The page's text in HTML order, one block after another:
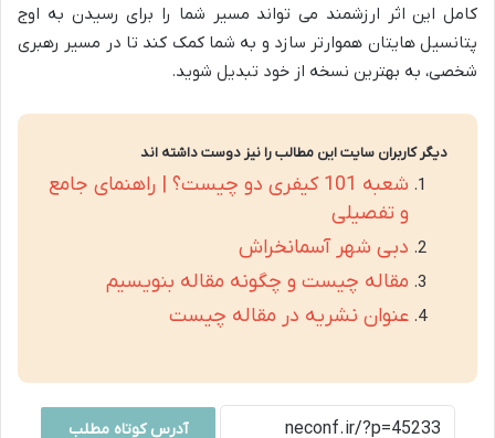
کامل این اثر ارزشمند می تواند مسیر شما را برای رسیدن به اوج
پتانسیل هایتان هموارتر سازد و به شما کمک کند تا در مسیر رهبری
شخصی، به بهترین نسخه از خود تبدیل شوید.
دیگر کاربران سایت این مطالب را نیز دوست داشته اند
شعبه 101 کیفری دو چیست؟ | راهنمای جامع
و تفصیلی
دبی شهر آسمانخراش
مقاله چیست و چگونه مقاله بنویسیم
عنوان نشریه در مقاله چیست
آدرس کوتاه مطلب